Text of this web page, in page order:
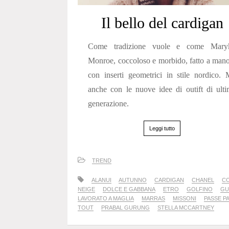
Il bello del cardigan
Come tradizione vuole e come
Monroe, coccoloso e morbido, fatto a
con inserti geometrici in stile nordico.
anche con le nuove idee di outift di
generazione.
Leggi tutto
TREND
ALANUI AUTUNNO CARDIGAN CHANEL
NEIGE
DOLCE E GABBANA ETRO GOLFINO
LAVORATO A MAGLIA
MARRAS MISSONI
PASSE
TOUT
PRABAL GURUNG STELLA MCCARTNEY